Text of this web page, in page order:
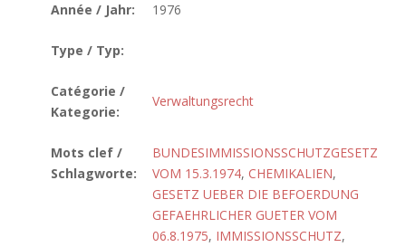
Année / Jahr: 1976
Type / Typ:
Catégorie /
Kategorie:
Verwaltungsrecht
Mots clef /
Schlagworte:
BUNDESIMMISSIONSSCHUTZGESETZ
VOM 15.3.1974, CHEMIKALIEN,
GESETZ UEBER DIE BEFOERDUNG
GEFAEHRLICHER GUETER VOM
06.8.1975, IMMISSIONSSCHUTZ,